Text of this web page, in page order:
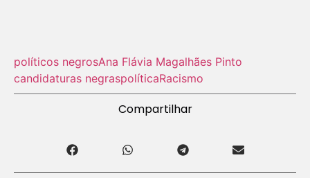
políticos negrosAna Flávia Magalhães Pinto
candidaturas negraspolíticaRacismo
Compartilhar